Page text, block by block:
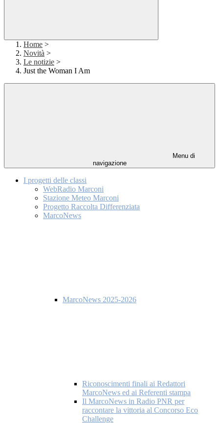
Home >
Novità >
Le notizie >
Just the Woman I Am
Menu di
navigazione
I progetti delle classi
WebRadio Marconi
Stazione Meteo Marconi
Progetto Raccolta Differenziata
MarcoNews
MarcoNews 2025-2026
Riconoscimenti finali ai Redattori
MarcoNews ed ai Referenti stampa
Il MarcoNews in Radio PNR per
raccontare la vittoria al Concorso Eco
Challenge